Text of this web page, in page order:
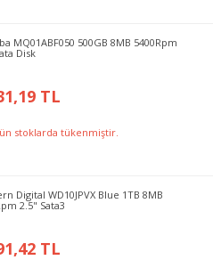
MQ01ABF050 500GB 8MB 5400Rpm
Disk
TL
stoklarda tükenmiştir.
Digital WD10JPVX Blue 1TB 8MB
2.5" Sata3
TL